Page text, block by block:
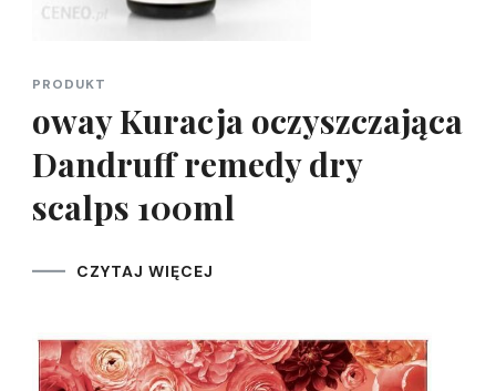
PRODUKT
oway Kuracja oczyszczająca
Dandruff remedy dry
scalps 100ml
CZYTAJ WIĘCEJ